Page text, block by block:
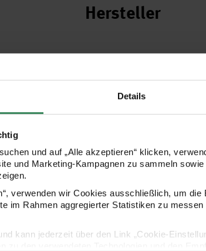
Details
und auf „Alle akzeptieren“ klicken,
und Marketing-Kampagnen zu sammeln
verwenden wir Cookies ausschließlich, um
im Rahmen aggregierter Statistiken zu
kann jederzeit über den Link „Cookie-
Hersteller
eckig weiß 20 Stück
Paper Poetry Geschenkanhänger